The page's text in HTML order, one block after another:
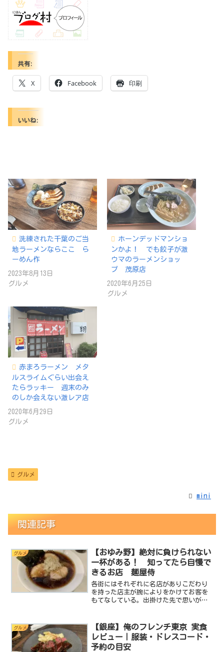
共有:
X Facebook 印刷
いいね:
洗練された千葉のご当
地ラーメンならここ ら
ーめん作
2023年8月13日
グルメ
ホーンデッドマンショ
ンかよ！ でも餃子が激
ウマのラーメンショッ
プ 茂原店
2020年6月25日
グルメ
赤まろラーメン メタ
ルスライムぐらい出会え
たらラッキー 週末のみ
のしか会えない激レア店
2020年6月29日
グルメ
グルメ
mini
関連記事
グルメ
【おゆみ野】絶対に負けられない
一杯がある！ 知ってたら自慢で
きるお店 麺屋侍
各街にはそれぞれに名店がありこだわり
を持った店主が腕によりをかけてお客を
もてなしている。出掛けた先で思いがけ
そんなお店です。その店名は麺屋侍で見
た目のアクが強く入るのを...
グルメ
【銀座】俺のフレンチ東京 実食
レビュー｜服装・ドレスコード・
予約の目安